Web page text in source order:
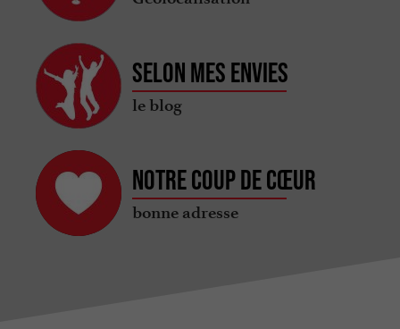
Selon mes envies
le blog
Notre coup de cœur
bonne adresse